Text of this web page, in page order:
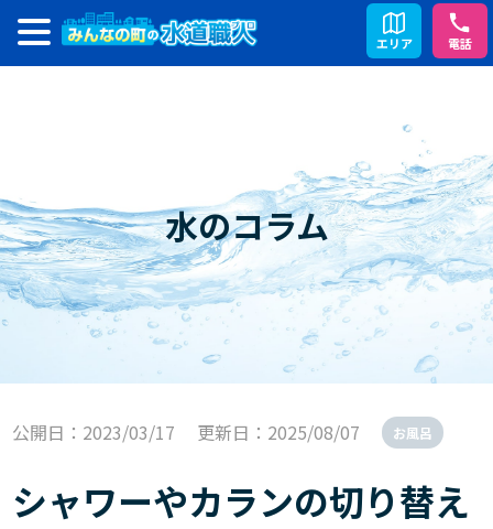
水のコラム
公開日：2023/03/17 更新日：2025/08/07 お風呂
シャワーやカランの切り替え
エリア 電話